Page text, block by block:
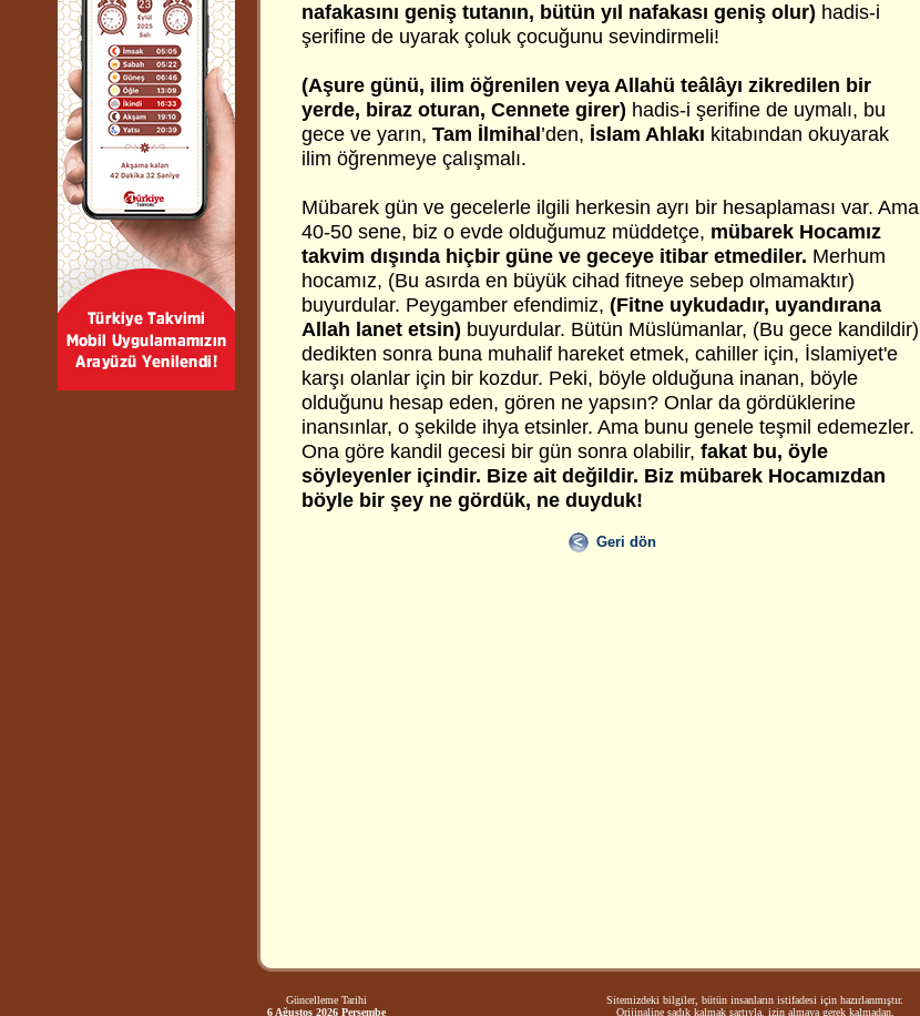
nafakasını geniş tutanın, bütün yıl nafakası geniş olur) hadis-i
şerifine de uyarak çoluk çocuğunu sevindirmeli!
(Aşure günü, ilim öğrenilen veya Allahü teâlâyı zikredilen bir
yerde, biraz oturan, Cennete girer) hadis-i şerifine de uymalı, bu
gece ve yarın, Tam İlmihal ’den, İslam Ahlakı kitabından okuyarak
ilim öğrenmeye çalışmalı.
Mübarek gün ve gecelerle ilgili herkesin ayrı bir hesaplaması var. Ama
40-50 sene, biz o evde olduğumuz müddetçe, mübarek Hocamız
takvim dışında hiçbir güne ve geceye itibar etmediler. Merhum
hocamız, (Bu asırda en büyük cihad fitneye sebep olmamaktır)
buyurdular. Peygamber efendimiz, (Fitne uykudadır, uyandırana
Allah lanet etsin) buyurdular. Bütün Müslümanlar, (Bu gece kandildir)
dedikten sonra buna muhalif hareket etmek, cahiller için, İslamiyet'e
karşı olanlar için bir kozdur. Peki, böyle olduğuna inanan, böyle
olduğunu hesap eden, gören ne yapsın? Onlar da gördüklerine
inansınlar, o şekilde ihya etsinler. Ama bunu genele teşmil edemezler.
Ona göre kandil gecesi bir gün sonra olabilir, fakat bu, öyle
söyleyenler içindir. Bize ait değildir. Biz mübarek Hocamızdan
böyle bir şey ne gördük, ne duyduk!
Geri dön
Güncelleme Tarihi
6 Ağustos 2026 Perşembe
Sitemizdeki bilgiler, bütün insanların istifadesi için hazırlanmıştır.
Orijinaline sadık kalmak şartıyla, izin almaya gerek kalmadan,